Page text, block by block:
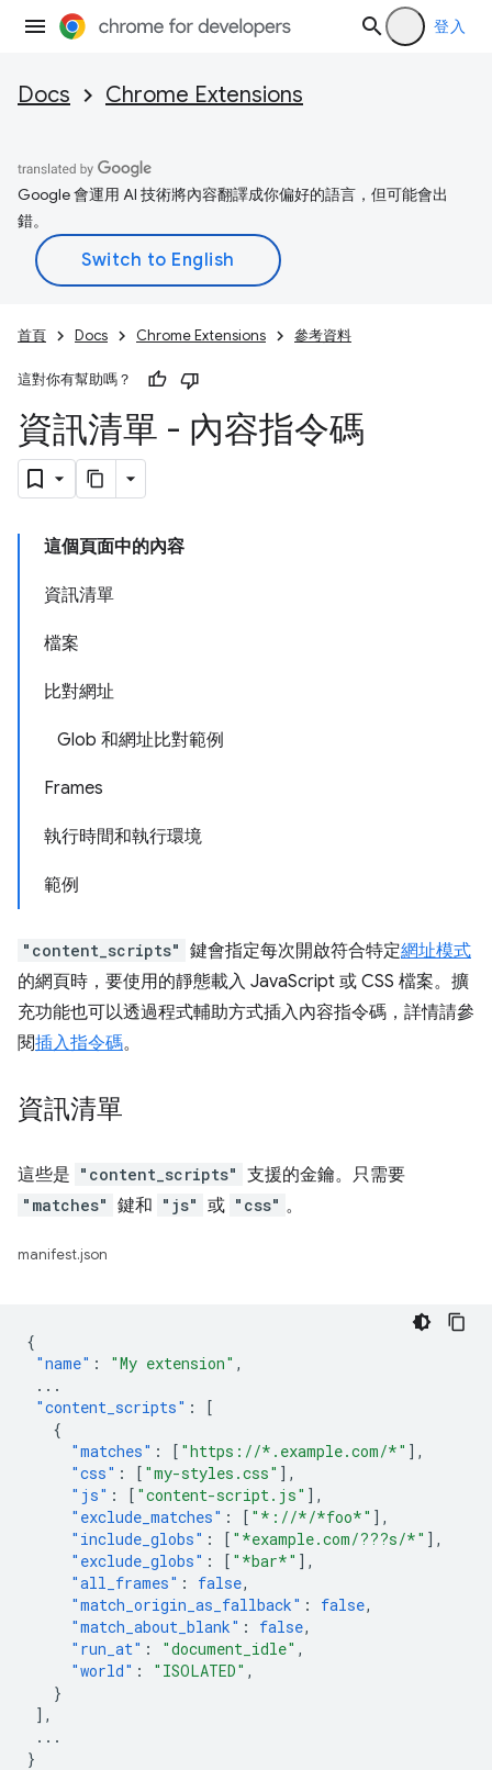
登入
Docs Chrome Extensions
Google 會運用 AI 技術將內容翻譯成你偏好的語言，但可能會出
錯。
首頁 Docs Chrome Extensions 參考資料
這對你有幫助嗎？
資訊清單 - 內容指令碼
這個頁面中的內容
資訊清單
檔案
比對網址
Glob 和網址比對範例
Frames
執行時間和執行環境
範例
"content_scripts" 鍵會指定每次開啟符合特定網址模式
的網頁時，要使用的靜態載入 JavaScript 或 CSS 檔案。擴
充功能也可以透過程式輔助方式插入內容指令碼，詳情請參
閱插入指令碼。
資訊清單
這些是 "content_scripts" 支援的金鑰。只需要
"matches" 鍵和 "js" 或 "css" 。
manifest.json
{
"name" : "My extension" ,
...
"content_scripts" :
[
{
"matches" : [ "https://*.example.com/*" ],
"css" : [ "my-styles.css" ],
"js" : [ "content-script.js" ],
"exclude_matches" : [ "*://*/*foo*" ],
"include_globs" : [ "*example.com/???s/*" ],
"exclude_globs" : [ "*bar*" ],
"all_frames" : false,
"match_origin_as_fallback" : false,
"match_about_blank" : false,
"run_at" : "document_idle" ,
"world" : "ISOLATED" ,
}
],
...
}